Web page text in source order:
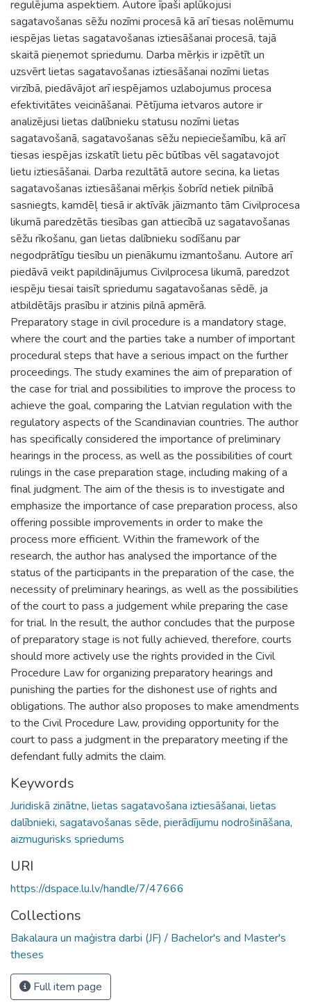
regulējuma aspektiem. Autore īpaši aplūkojusi
sagatavošanas sēžu nozīmi procesā kā arī tiesas nolēmumu
iespējas lietas sagatavošanas iztiesāšanai procesā, tajā
skaitā pieņemot spriedumu. Darba mērķis ir izpētīt un
uzsvērt lietas sagatavošanas iztiesāšanai nozīmi lietas
virzībā, piedāvājot arī iespējamos uzlabojumus procesa
efektivitātes veicināšanai. Pētījuma ietvaros autore ir
analizējusi lietas dalībnieku statusu nozīmi lietas
sagatavošanā, sagatavošanas sēžu nepieciešamību, kā arī
tiesas iespējas izskatīt lietu pēc būtības vēl sagatavojot
lietu iztiesāšanai. Darba rezultātā autore secina, ka lietas
sagatavošanas iztiesāšanai mērķis šobrīd netiek pilnībā
sasniegts, kamdēļ tiesā ir aktīvāk jāizmanto tām Civilprocesa
likumā paredzētās tiesības gan attiecībā uz sagatavošanas
sēžu rīkošanu, gan lietas dalībnieku sodīšanu par
negodprātīgu tiesību un pienākumu izmantošanu. Autore arī
piedāvā veikt papildinājumus Civilprocesa likumā, paredzot
iespēju tiesai taisīt spriedumu sagatavošanas sēdē, ja
atbildētājs prasību ir atzinis pilnā apmērā.
Preparatory stage in civil procedure is a mandatory stage,
where the court and the parties take a number of important
procedural steps that have a serious impact on the further
proceedings. The study examines the aim of preparation of
the case for trial and possibilities to improve the process to
achieve the goal, comparing the Latvian regulation with the
regulatory aspects of the Scandinavian countries. The author
has specifically considered the importance of preliminary
hearings in the process, as well as the possibilities of court
rulings in the case preparation stage, including making of a
final judgment. The aim of the thesis is to investigate and
emphasize the importance of case preparation process, also
offering possible improvements in order to make the
process more efficient. Within the framework of the
research, the author has analysed the importance of the
status of the participants in the preparation of the case, the
necessity of preliminary hearings, as well as the possibilities
of the court to pass a judgement while preparing the case
for trial. In the result, the author concludes that the purpose
of preparatory stage is not fully achieved, therefore, courts
should more actively use the rights provided in the Civil
Procedure Law for organizing preparatory hearings and
punishing the parties for the dishonest use of rights and
obligations. The author also proposes to make amendments
to the Civil Procedure Law, providing opportunity for the
court to pass a judgment in the preparatory meeting if the
defendant fully admits the claim.
Keywords
Juridiskā zinātne, lietas sagatavošana iztiesāšanai, lietas
dalībnieki, sagatavošanas sēde, pierādījumu nodrošināšana,
aizmugurisks spriedums
URI
https://dspace.lu.lv/handle/7/47666
Collections
Bakalaura un maģistra darbi (JF) / Bachelor's and Master's
theses
Full item page